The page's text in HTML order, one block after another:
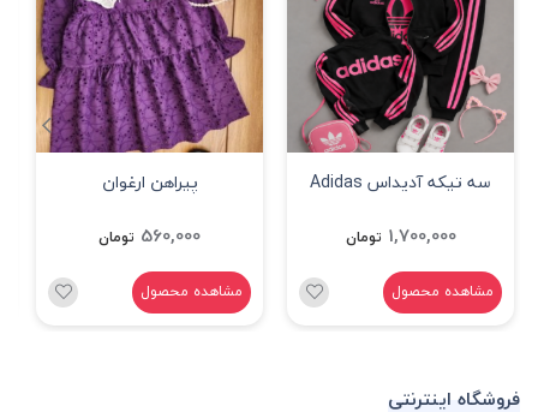
سه تیکه آدیداس Adidas
1,700,000 تومان
مشاهده محصول
پیراهن ارغوان
560,000 تومان
مشاهده محصول
فروشگاه اینترنتی